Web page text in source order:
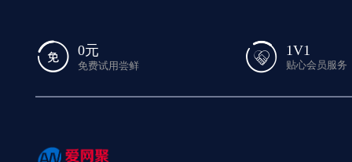
0元
免费试用尝鲜
1V1
贴心会员服务